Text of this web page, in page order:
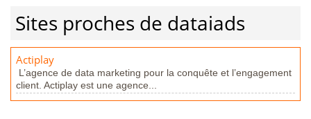
Sites proches de dataiads
Actiplay
L’agence de data marketing pour la conquête et l’engagement
client. Actiplay est une agence...